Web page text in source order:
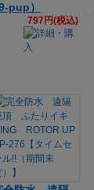
pup）
797円(税込)